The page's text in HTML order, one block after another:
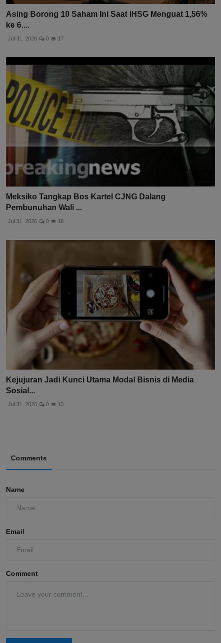
Asing Borong 10 Saham Ini Saat IHSG Menguat 1,56%
ke 6....
Jul 31, 2026 0 17
Meksiko Tangkap Bos Kartel CJNG Dalang
Pembunuhan Wali ...
Jul 31, 2026 0 16
Kejujuran Jadi Kunci Utama Modal Bisnis di Media
Sosial...
Jul 31, 2026 0 13
Comments
Name
Email
Comment